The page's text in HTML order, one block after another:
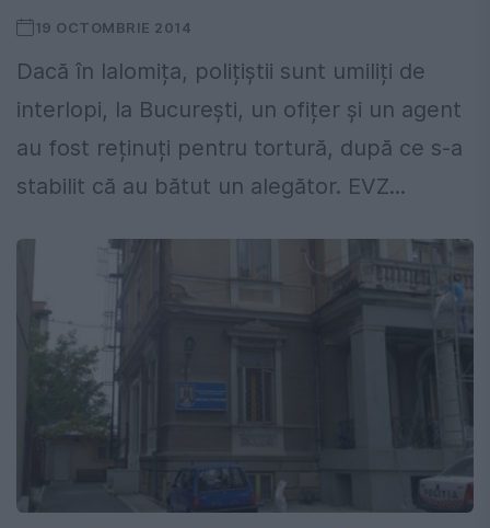
19 OCTOMBRIE 2014
Dacă în Ialomița, polițiștii sunt umiliți de
interlopi, la București, un ofițer și un agent
au fost reținuți pentru tortură, după ce s-a
stabilit că au bătut un alegător. EVZ...